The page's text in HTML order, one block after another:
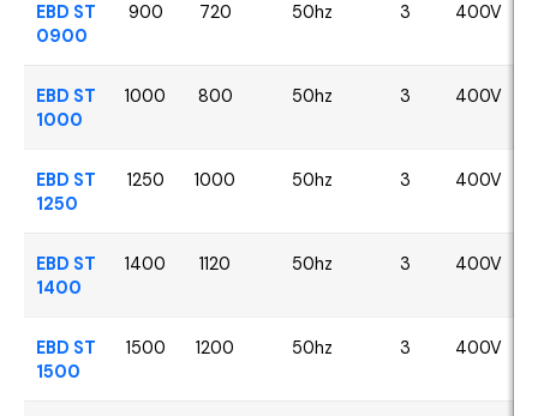
EBD ST
0900
900 720 50hz 3 400V
EBD ST
1000
1000 800 50hz 3 400V
EBD ST
1250
1250 1000 50hz 3 400V
EBD ST
1400
1400 1120 50hz 3 400V
EBD ST
1500
1500 1200 50hz 3 400V